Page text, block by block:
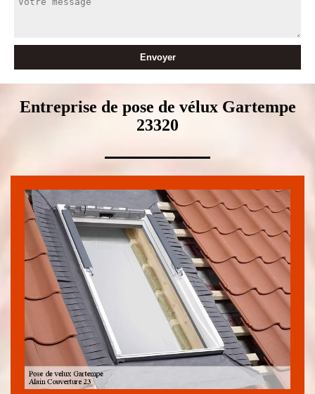
Entreprise de pose de vélux Gartempe
23320